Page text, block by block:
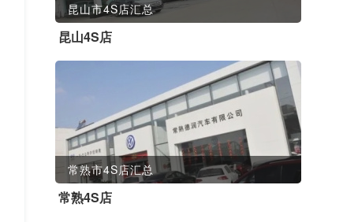
昆山市4S店汇总
昆山4S店
常熟市4S店汇总
常熟4S店